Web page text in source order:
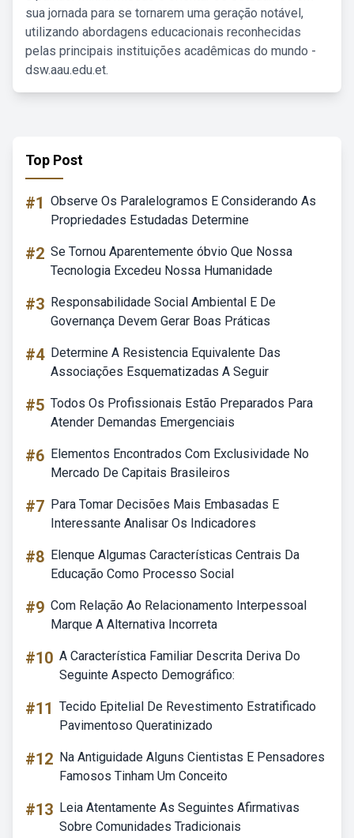
sua jornada para se tornarem uma geração notável,
utilizando abordagens educacionais reconhecidas
pelas principais instituições acadêmicas do mundo -
dsw.aau.edu.et.
Top Post
#1 Observe Os Paralelogramos E Considerando As
Propriedades Estudadas Determine
#2 Se Tornou Aparentemente óbvio Que Nossa
Tecnologia Excedeu Nossa Humanidade
#3 Responsabilidade Social Ambiental E De
Governança Devem Gerar Boas Práticas
#4 Determine A Resistencia Equivalente Das
Associações Esquematizadas A Seguir
#5 Todos Os Profissionais Estão Preparados Para
Atender Demandas Emergenciais
#6 Elementos Encontrados Com Exclusividade No
Mercado De Capitais Brasileiros
#7 Para Tomar Decisões Mais Embasadas E
Interessante Analisar Os Indicadores
#8 Elenque Algumas Características Centrais Da
Educação Como Processo Social
#9 Com Relação Ao Relacionamento Interpessoal
Marque A Alternativa Incorreta
#10 A Característica Familiar Descrita Deriva Do
Seguinte Aspecto Demográfico:
#11 Tecido Epitelial De Revestimento Estratificado
Pavimentoso Queratinizado
#12 Na Antiguidade Alguns Cientistas E Pensadores
Famosos Tinham Um Conceito
#13 Leia Atentamente As Seguintes Afirmativas
Sobre Comunidades Tradicionais